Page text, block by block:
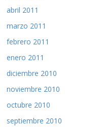
abril 2011
marzo 2011
febrero 2011
enero 2011
diciembre 2010
noviembre 2010
octubre 2010
septiembre 2010